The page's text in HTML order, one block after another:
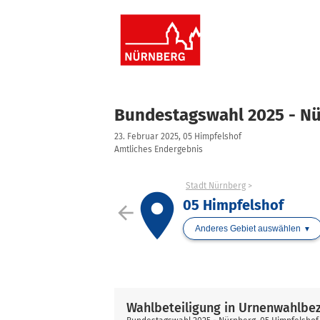
Bundestagswahl 2025 -
23. Februar 2025, 05 Himpfelshof
Amtliches Endergebnis
arrow_backplace
Stadt Nürnberg
05 Himpfelshof
Anderes Gebiet auswählen
Wahlbeteiligung in